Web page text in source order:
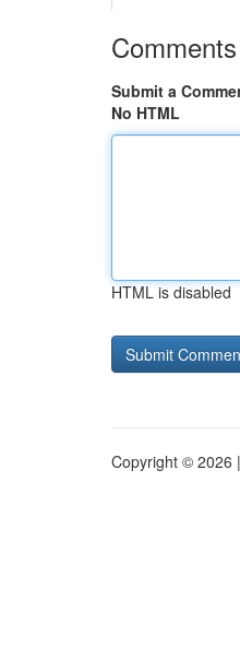
Comments
Submit a
No HTML
HTML is disabled
Copyright © 2026 |